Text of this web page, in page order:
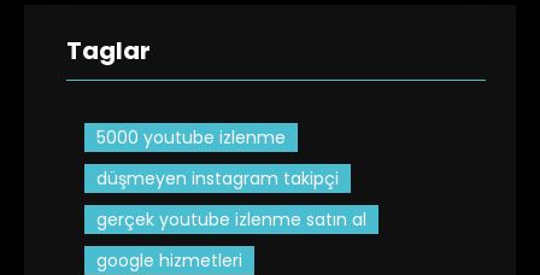
Taglar
5000 youtube izlenme
düşmeyen instagram takipçi
gerçek youtube izlenme satın al
google hizmetleri